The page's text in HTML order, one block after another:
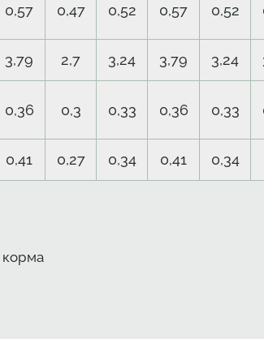
0,57 0,47 0,52 0,57 0,52
3,79 2,7 3,24 3,79 3,24
0,36 0,3 0,33 0,36 0,33
0,41 0,27 0,34 0,41 0,34